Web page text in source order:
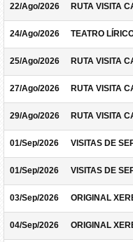
22/Ago/2026 RUTA VISITA
24/Ago/2026 TEATRO
25/Ago/2026 RUTA VISITA
27/Ago/2026 RUTA VISITA
29/Ago/2026 RUTA VISITA
01/Sep/2026 VISITAS DE
01/Sep/2026 VISITAS DE
03/Sep/2026 ORIGINAL
04/Sep/2026 ORIGINAL